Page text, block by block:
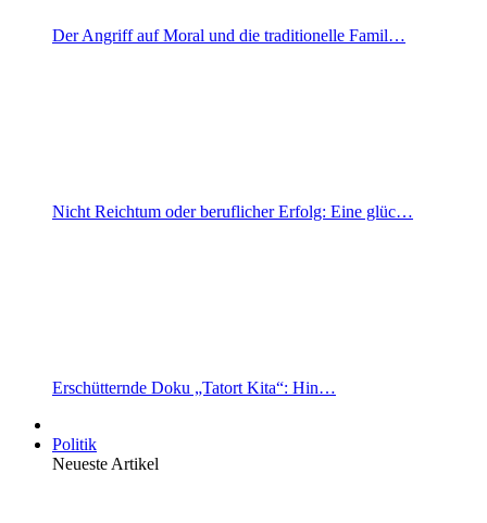
Der Angriff auf Moral und die traditionelle Famil…
Nicht Reichtum oder beruflicher Erfolg: Eine glüc…
Erschütternde Doku „Tatort Kita“: Hin…
Politik
Neueste Artikel